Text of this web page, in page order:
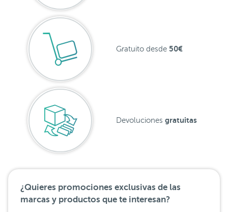
Gratuito desde 50€
Devoluciones gratuitas
¿Quieres promociones exclusivas de las
marcas y productos que te interesan?